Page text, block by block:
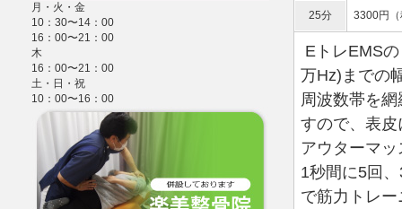
25分 3300円
EトレEMS
万Hz)までの
周波数帯を
すので、表皮
アウターマ
1秒間に5回
で筋力トレ
月・火・金
10：30〜14：00
16：00〜21：00
木
16：00〜21：00
土・日・祝
10：00〜16：00